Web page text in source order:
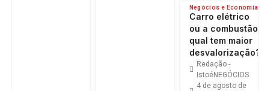
Negócios e Economia
Carro elétrico
ou a combustão:
qual tem maior
desvalorização?
Redação -
IstoéNEGÓCIOS
4 de agosto de